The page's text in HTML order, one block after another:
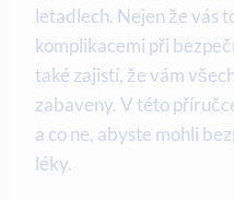
letadlech. Nejen že vás
komplikacemi při
také zajistí, že vám
zabaveny. V této
a co ne, abyste mohli
léky.